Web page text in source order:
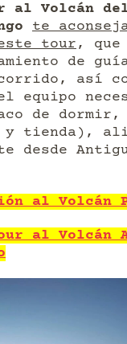
al Volcán
te
tour, que
de
así
equipo
de dormir,
y tienda),
desde
al Volcán
al Volcán